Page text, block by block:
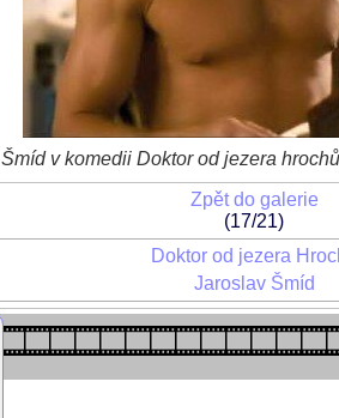
v komedii Doktor od jezera
Zpět do galerie
(17/21)
Doktor od jezera
Jaroslav Šmíd